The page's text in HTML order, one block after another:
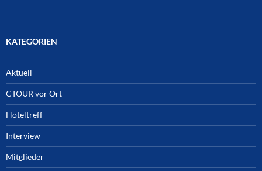
KATEGORIEN
Aktuell
CTOUR vor Ort
Hoteltreff
Interview
Mitglieder